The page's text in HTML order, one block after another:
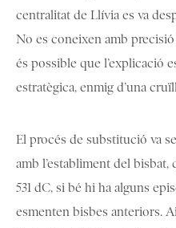
centralitat de Llívia es va
No es coneixen amb precisió
és possible que l’explicació
estratègica, enmig d’una
El procés de substitució va
amb l’establiment del
531 dC, si bé hi ha alguns
esmenten bisbes anteriors.